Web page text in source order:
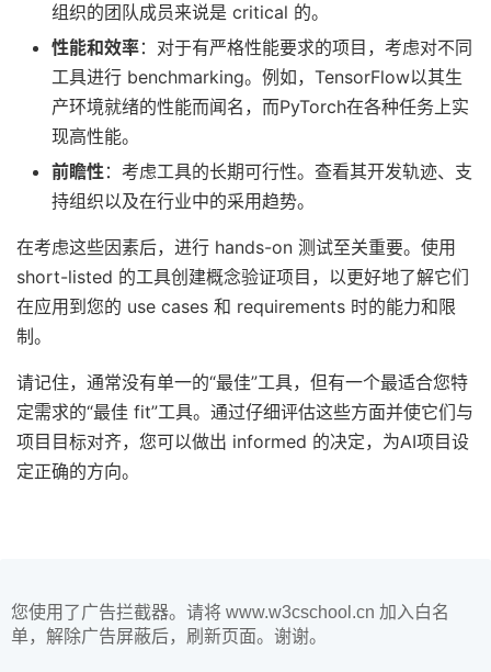
组织的团队成员来说是 critical 的。
性能和效率：对于有严格性能要求的项目，考虑对不同
工具进行 benchmarking。例如，TensorFlow以其生
产环境就绪的性能而闻名，而PyTorch在各种任务上实
现高性能。
前瞻性：考虑工具的长期可行性。查看其开发轨迹、支
持组织以及在行业中的采用趋势。
在考虑这些因素后，进行 hands-on 测试至关重要。使用
short-listed 的工具创建概念验证项目，以更好地了解它们
在应用到您的 use cases 和 requirements 时的能力和限
制。
请记住，通常没有单一的“最佳”工具，但有一个最适合您特
定需求的“最佳 fit”工具。通过仔细评估这些方面并使它们与
项目目标对齐，您可以做出 informed 的决定，为AI项目设
定正确的方向。
您使用了广告拦截器。请将 www.w3cschool.cn 加入白名
单，解除广告屏蔽后，刷新页面。谢谢。